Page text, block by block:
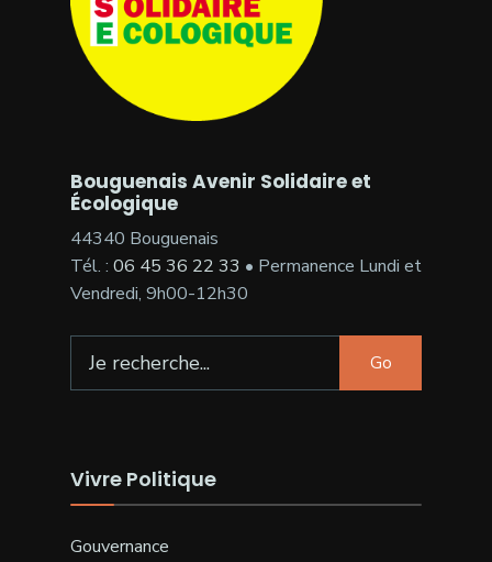
Bouguenais Avenir Solidaire et
Écologique
44340 Bouguenais
Tél. : 06 45 36 22 33 • Permanence Lundi et
Vendredi, 9h00-12h30
for:
Go
Vivre Politique
Gouvernance